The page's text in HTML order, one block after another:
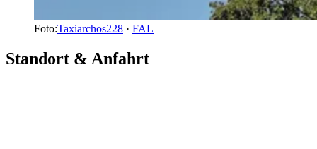
Foto:Taxiarchos228 · FAL
Standort & Anfahrt